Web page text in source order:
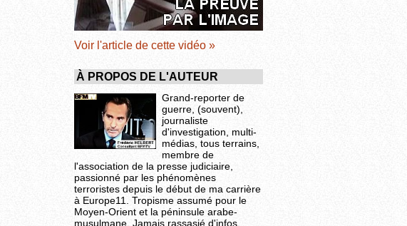
Voir l'article de cette vidéo »
À PROPOS DE L'AUTEUR
Grand-reporter de
guerre, (souvent),
journaliste
d'investigation, multi-
médias, tous terrains,
membre de
l'association de la presse judiciaire,
passionné par les phénomènes
terroristes depuis le début de ma carrière
à Europe11. Tropisme assumé pour le
Moyen-Orient et la péninsule arabe-
musulmane. Jamais rassasié d'infos,